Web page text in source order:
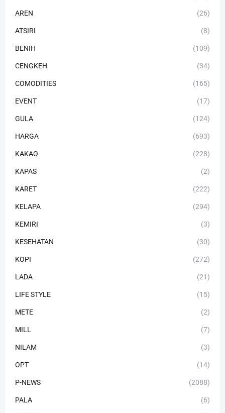
AREN (26)
ATSIRI (8)
BENIH (109)
CENGKEH (34)
COMODITIES (165)
EVENT (17)
GULA (124)
HARGA (693)
KAKAO (228)
KAPAS (2)
KARET (222)
KELAPA (294)
KEMIRI (3)
KESEHATAN (30)
KOPI (272)
LADA (21)
LIFE STYLE (15)
METE (2)
MILL (7)
NILAM (3)
OPT (14)
P-NEWS (2088)
PALA (6)